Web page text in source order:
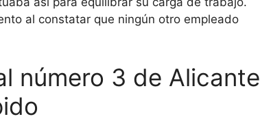
al constatar que ningún otro empleado
número 3 de Alicante